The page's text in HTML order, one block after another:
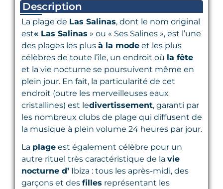
Description
La plage de Las Salinas, dont le nom original
est« Las Salinas » ou « Ses Salines », est l’une
des plages les plus à la mode et les plus
célèbres de toute l’île, un endroit où la fête
et la vie nocturne se poursuivent même en
plein jour. En fait, la particularité de cet
endroit (outre les merveilleuses eaux
cristallines) est ledivertissement, garanti par
les nombreux clubs de plage qui diffusent de
la musique à plein volume 24 heures par jour.
La plage est également célèbre pour un
autre rituel très caractéristique de la vie
nocturne d’ Ibiza : tous les après-midi, des
garçons et des filles représentant les